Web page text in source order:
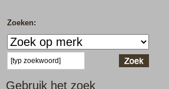
Zoeken:
Gebruik het zoek